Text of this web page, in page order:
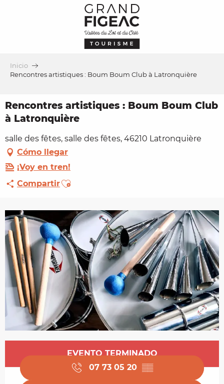
Inicio
Rencontres artistiques : Boum Boum Club à Latronquière
Rencontres artistiques : Boum Boum Club
à Latronquière
salle des fêtes, salle des fêtes, 46210 Latronquière
Cómo llegar
¡Voy en tren!
CompartirAjouter aux favoris
Horarios y datos de contacto
EVENTO TERMINADO
07 73 05 20 ▒▒